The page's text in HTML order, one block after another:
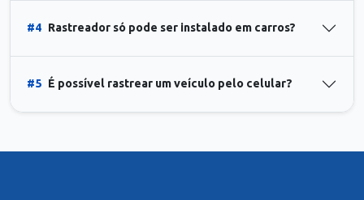
#4 Rastreador só pode ser instalado em carros?
#5 É possível rastrear um veículo pelo celular?